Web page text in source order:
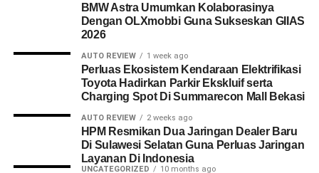
BMW Astra Umumkan Kolaborasinya
Dengan OLXmobbi Guna Sukseskan GIIAS
2026
AUTO REVIEW 1 week ago
Perluas Ekosistem Kendaraan Elektrifikasi
Toyota Hadirkan Parkir Ekskluif serta
Charging Spot Di Summarecon Mall Bekasi
AUTO REVIEW 2 weeks ago
HPM Resmikan Dua Jaringan Dealer Baru
Di Sulawesi Selatan Guna Perluas Jaringan
Layanan Di Indonesia
UNCATEGORIZED 10 months ago